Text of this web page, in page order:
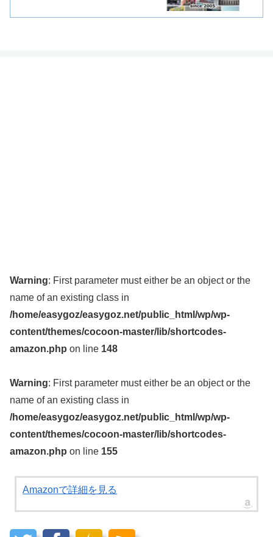
Warning: First parameter must either be an object or the
name of an existing class in
/home/easygoz/easygoz.net/public_html/wp/wp-
content/themes/cocoon-master/lib/shortcodes-
amazon.php on line 148
Warning: First parameter must either be an object or the
name of an existing class in
/home/easygoz/easygoz.net/public_html/wp/wp-
content/themes/cocoon-master/lib/shortcodes-
amazon.php on line 155
Amazonで詳細を見る